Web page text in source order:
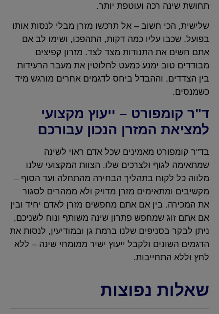
תחושת שינה רכה ועוטפת יותר.
שלישית, הכי חשוב – אל תרכשו מזרן מבלי לנסות אותו
בפועל. שכבו עליו כמה דקות, התהפכו, ושימו לב אם
אתם חשים את התנודות מצד לצד. מזרון קפיצים
מבודדים טוב ימנע כמעט לחלוטין את מעבר הרעידות
בין הצדדים, וההבדל ביחס לדגמים אחרים מורגש מיד
כשמנסים.
ד"ר קומפורט – ייעוץ מקצועי
למציאת המזרן הנכון עבורכם
בד"ר קומפורט מאמינים שכל אדם ראוי לשינה
שמתאימה לגוף ולצרכים שלו. הצוות המקצועי שלנו
מלווה כל לקוח בתהליך הבחירה מהתחלה ועד הסוף –
מקשיבים ומתאימים מזרן מדויק ולא ממהרים לסגור
את המכירה. בין אם אתם מחפשים מזרן לאדם יחיד ובין
אם אתם זוג שמחפש פתרון שינה משותף ונוח לשניכם,
ניתן לבקר בסניפים שלנו ברמת גן ובמודיעין, לנסות את
הדגמים השונים ולקבל ייעוץ ישיר ממומחי שינה – ללא
לחץ וללא התחייבות.
שאלות נפוצות